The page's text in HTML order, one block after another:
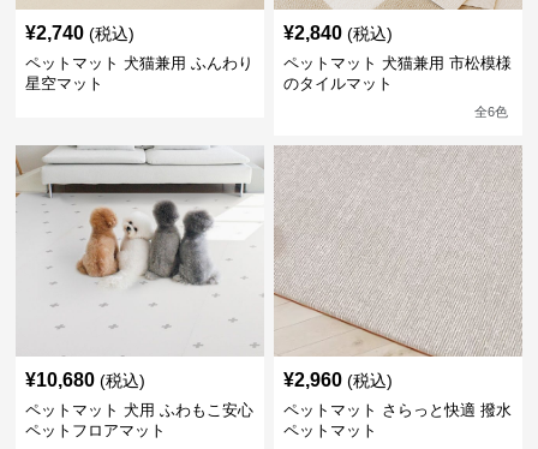
¥2,740 (税込)
ペットマット 犬猫兼用 ふんわり
星空マット
¥2,840 (税込)
ペットマット 犬猫兼用 市松模様
のタイルマット
全6色
¥10,680 (税込)
ペットマット 犬用 ふわもこ安心
ペットフロアマット
¥2,960 (税込)
ペットマット さらっと快適 撥水
ペットマット